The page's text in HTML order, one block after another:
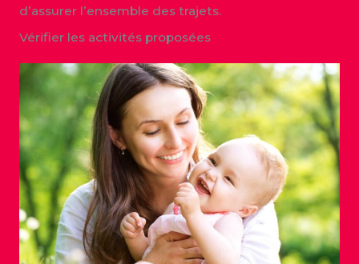
d’assurer l’ensemble des trajets.
Vérifier les activités proposées